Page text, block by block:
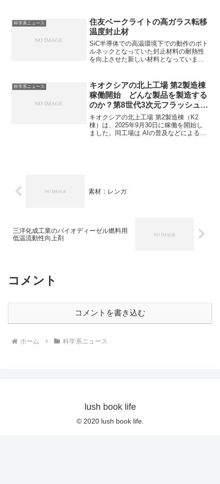
科学系ニュース
住友ベークライトの高ガラス転移
温度封止材
SiC半導体での高温環境下での動作のボト
ルネックとなっていた封止材料の耐熱性
を向上させた新しい材料となっていま
科学系ニュース
キオクシアの北上工場 第2製造棟
稼働開始 どんな製品を製造する
のか？第8世代3次元フラッシュメ
モリとは何か？
キオクシアの北上工場 第2製造棟（K2
棟）は、2025年9月30日に稼働を開始し
ました。同工場は AIの普及などによる中
素材：レンガ
三洋化成工業のバイオディーゼル燃料用
低温流動性向上剤
コメント
コメントを書き込む
ホーム 科学系ニュース
lush book life
© 2020 lush book life.